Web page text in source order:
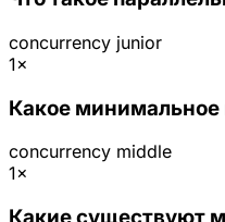
concurrency junior
1×
Какое минимальное
concurrency middle
1×